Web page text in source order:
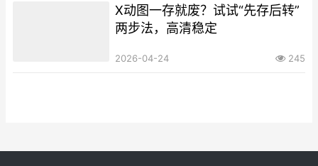
X动图一存就废？试试“先存后转”
两步法，高清稳定
2026-04-24 245